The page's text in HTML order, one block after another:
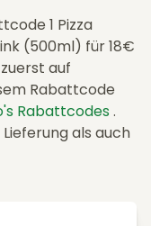
1 Pizza
(500ml) für 18€
auf
Rabattcode
Rabattcodes .
als auch